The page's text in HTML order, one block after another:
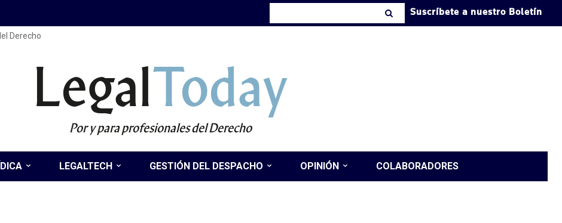
Suscríbete a nuestro Boletín
Derecho
LegalToday
Por y para profesionales del Derecho
LEGALTECH GESTIÓN DEL DESPACHO OPINIÓN COLABORADORES